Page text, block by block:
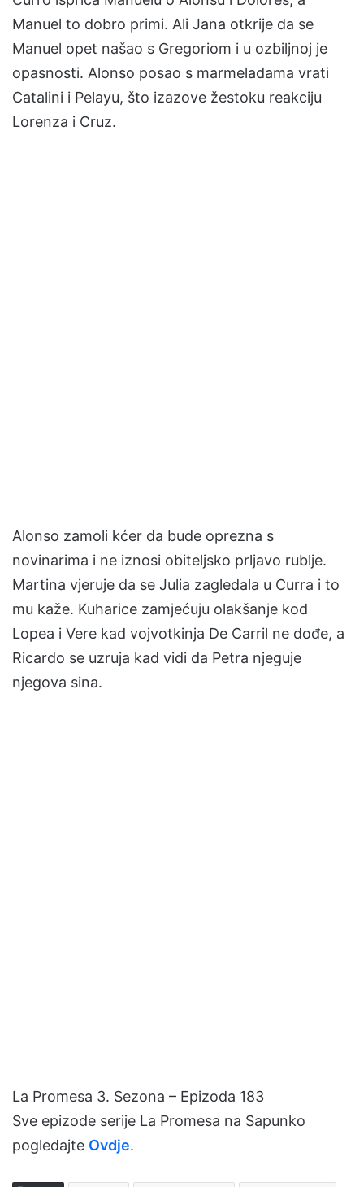
Manuel to dobro primi. Ali Jana otkrije da se
Manuel opet našao s Gregoriom i u ozbiljnoj je
opasnosti. Alonso posao s marmeladama vrati
Catalini i Pelayu, što izazove žestoku reakciju
Lorenza i Cruz.
Alonso zamoli kćer da bude oprezna s
novinarima i ne iznosi obiteljsko prljavo rublje.
Martina vjeruje da se Julia zagledala u Curra i to
mu kaže. Kuharice zamjećuju olakšanje kod
Lopea i Vere kad vojvotkinja De Carril ne dođe, a
Ricardo se uzruja kad vidi da Petra njeguje
njegova sina.
La Promesa 3. Sezona – Epizoda 183
Sve epizode serije La Promesa na Sapunko
pogledajte Ovdje.